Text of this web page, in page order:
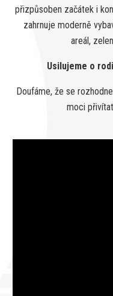
přizpůsoben začátek i
zahrnuje moderně
areál,
Usilujeme o
Doufáme, že se
moci